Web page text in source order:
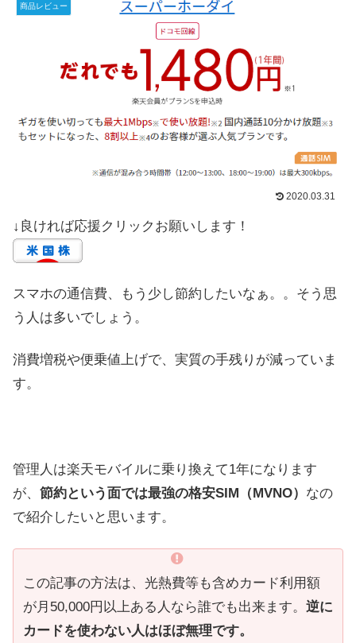
商品レビュー
2020.03.31
↓良ければ応援クリックお願いします！
スマホの通信費、もう少し節約したいなぁ。。そう思
う人は多いでしょう。
消費増税や便乗値上げで、実質の手残りが減っていま
す。
管理人は楽天モバイルに乗り換えて1年になります
が、 節約という面では最強の格安SIM（MVNO） なの
で紹介したいと思います。
この記事の方法は、光熱費等も含めカード利用額
が月50,000円以上ある人なら誰でも出来ます。 逆に
カードを使わない人はほぼ無理です。